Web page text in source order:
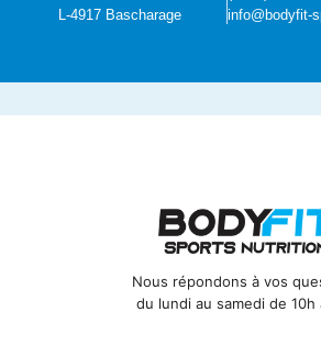
L-4917 Bascharage
info@bodyfit-
Nous répondons à vos
du lundi au samedi de 10h